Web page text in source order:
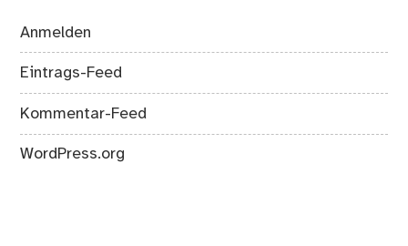
Anmelden
Eintrags-Feed
Kommentar-Feed
WordPress.org